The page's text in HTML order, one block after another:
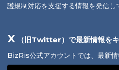
護規制対応を支援する情報を発信し
X （旧Twitter）で最新情報を
BizRis公式アカウントでは、最新情